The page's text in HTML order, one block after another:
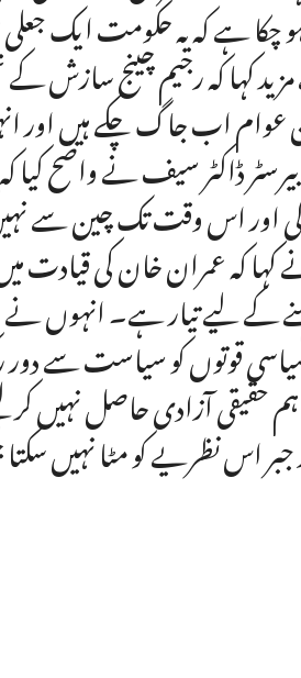
چکا ہے کہ یہ حکومت ایک
کہا کہ رجیم چینج سازش کے
اب جاگ چکے ہیں اور
ڈاکٹر سیف نے واضح کیا
اور اس وقت تک چین سے
کہا کہ عمران خان کی قیادت
کے لیے تیار ہے۔ انہوں
قوتوں کو سیاست سے دور
آزادی حاصل نہیں کر
اس نظریے کو مٹا نہیں